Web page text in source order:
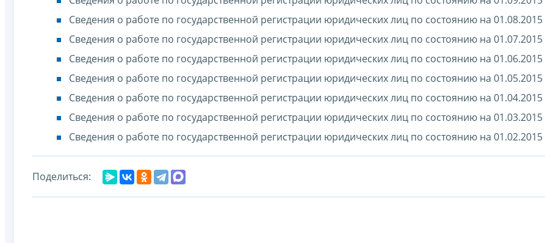
Сведения о работе по государственной регистрации юридических лиц по состоянию на 01.08.2015
Сведения о работе по государственной регистрации юридических лиц по состоянию на 01.07.2015
Сведения о работе по государственной регистрации юридических лиц по состоянию на 01.06.2015
Сведения о работе по государственной регистрации юридических лиц по состоянию на 01.05.2015
Сведения о работе по государственной регистрации юридических лиц по состоянию на 01.04.2015
Сведения о работе по государственной регистрации юридических лиц по состоянию на 01.03.2015
Сведения о работе по государственной регистрации юридических лиц по состоянию на 01.02.2015
Поделиться: